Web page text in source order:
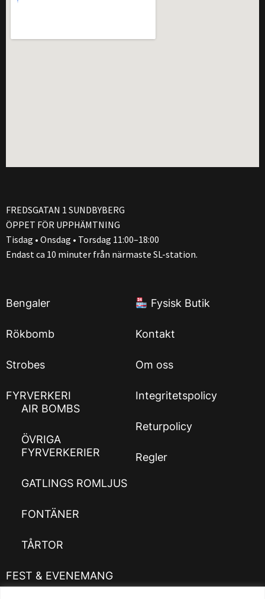
FREDSGATAN 1 SUNDBYBERG
ÖPPET FÖR UPPHÄMTNING
Tisdag • Onsdag • Torsdag 11:00–18:00
Endast ca 10 minuter från närmaste SL-station.
Bengaler
Rökbomb
Strobes
FYRVERKERI
AIR BOMBS
ÖVRIGA
FYRVERKERIER
GATLINGS ROMLJUS
FONTÄNER
TÅRTOR
FEST & EVENEMANG
Fysisk Butik
Kontakt
Om oss
Integritetspolicy
Returpolicy
Regler